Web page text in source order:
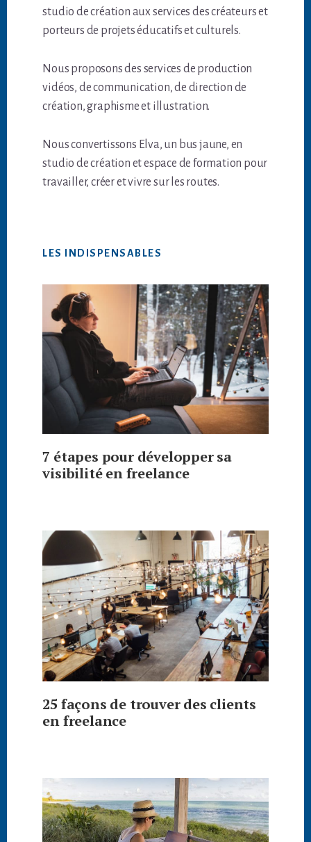
studio de création aux services des créateurs et
porteurs de projets éducatifs et culturels.
Nous proposons des services de production
vidéos, de communication, de direction de
création, graphisme et illustration.
Nous convertissons Elva, un bus jaune, en
studio de création et espace de formation pour
travailler, créer et vivre sur les routes.
LES INDISPENSABLES
7 étapes pour développer sa
visibilité en freelance
25 façons de trouver des clients
en freelance